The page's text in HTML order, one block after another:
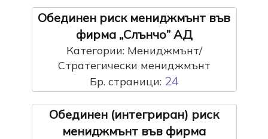
Oбединен риск мениджмънт във
фирма „Слънчо” АД
Категории: Мениджмънт/
Стратегически мениджмънт
Бр. страници: 24
Oбединен (интегриран) риск
мениджмънт във фирма